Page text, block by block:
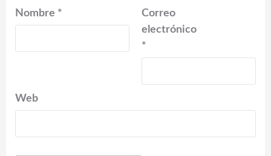
Nombre *
Correo
electrónico
*
Web